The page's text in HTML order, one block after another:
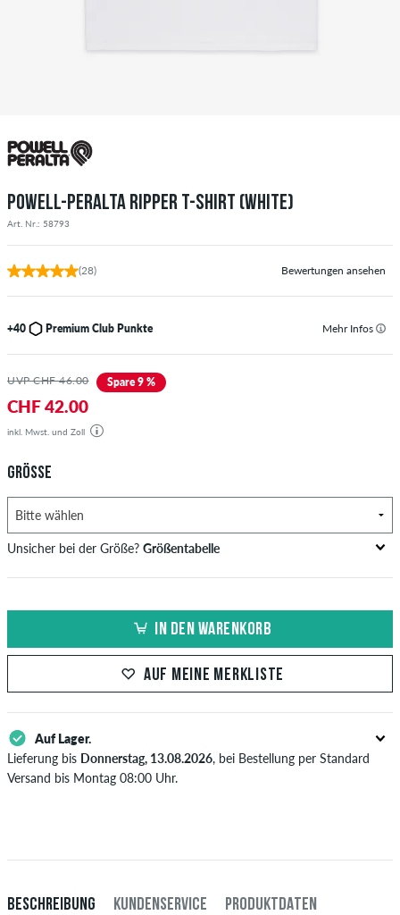
POWELL-PERALTA RIPPER T-SHIRT (WHITE)
Art. Nr.: 58793
(28) Bewertungen ansehen
+40 Premium Club Punkte Mehr Infos
UVP CHF 46.00 Spare 9 %
CHF 42.00
inkl. Mwst. und Zoll
GRÖSSE
Unsicher bei der Größe? Größentabelle
US EU
in cm
in cm
XS 42 82-87 69-74 82-87
L 50/52 100-106 87-93 100-106
XXXL 60 121-127 108-114 121-127
IN DEN WARENKORB
AUF MEINE MERKLISTE
Auf Lager.
Lieferung bis Donnerstag, 13.08.2026, bei Bestellung per Standard
Versand bis Montag 08:00 Uhr.
Zahlung.
BESCHREIBUNG KUNDENSERVICE PRODUKTDATEN